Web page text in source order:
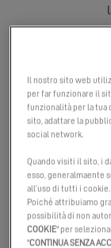
Il nostro sito web
per far funzionare il
funzionalità per la tua
sito, adattare la
social network.
Quando visiti il sito, i
esso, generalmaente
all’uso di tutti i cookie.
Poiché attribuiamo
possibilità di non
COOKIE" per
"CONTINUA SENZA